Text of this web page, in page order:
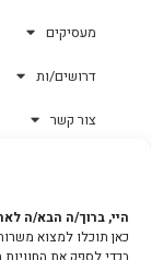
היי, ברוך/ה הבא/ה
כאן תוכלו למצוא
מעסיקים
דרושים/ות
צור קשר
צוות